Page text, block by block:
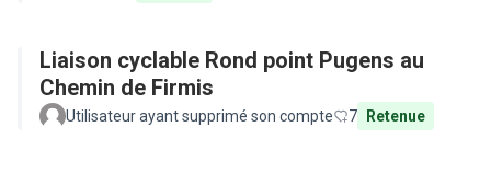
Liaison cyclable Rond point Pugens au
Chemin de Firmis
Utilisateur ayant supprimé son compte 7 Retenue